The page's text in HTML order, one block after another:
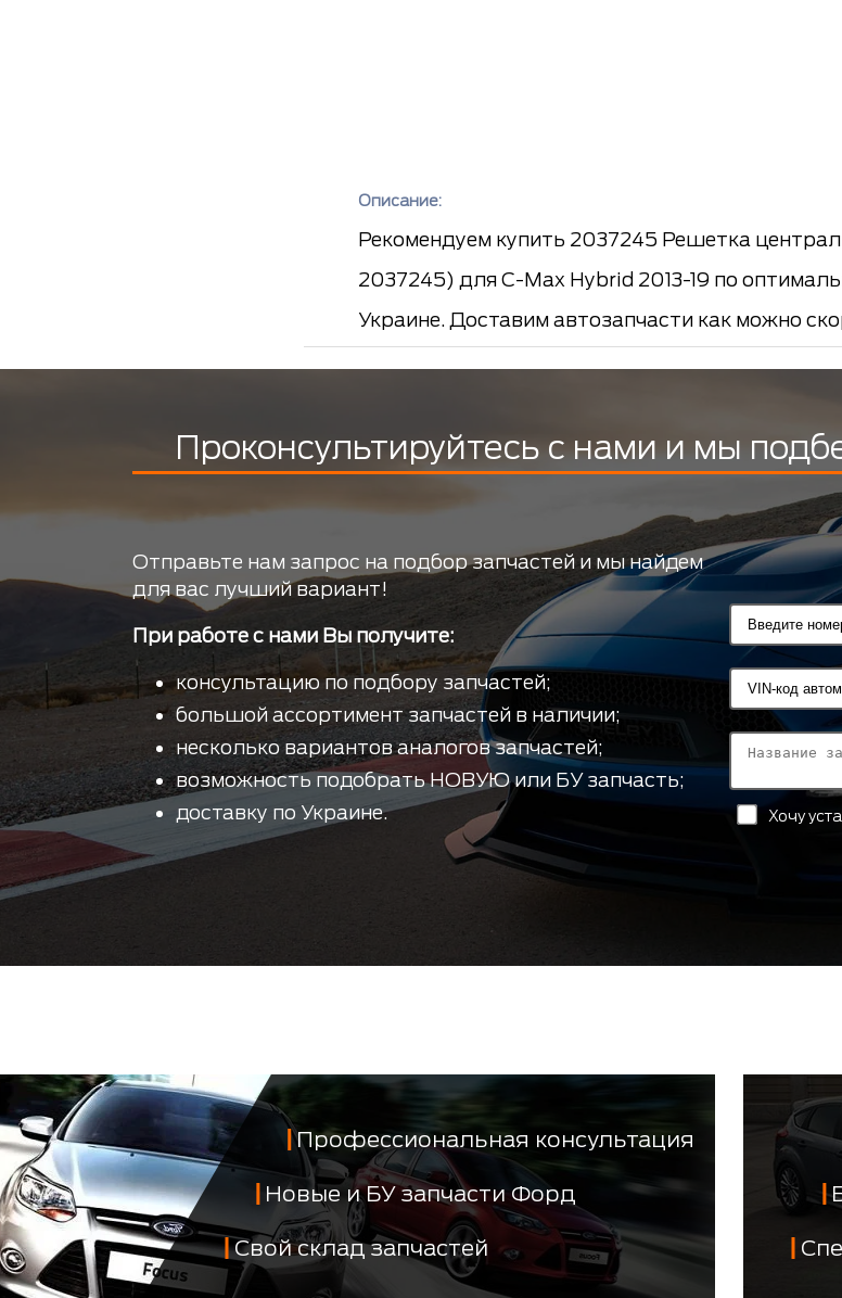
Описание:
Рекомендуем купить 2037245 Решетка
2037245) для C-Max Hybrid 2013-19 по
Украине. Доставим автозапчасти как можно
Проконсультируйтесь с нами и мы
Отправьте нам запрос на подбор запчастей и мы найдем
для вас лучший вариант!
При работе с нами Вы получите:
консультацию по подбору запчастей;
большой ассортимент запчастей в наличии;
несколько вариантов аналогов запчастей;
возможность подобрать НОВУЮ или БУ запчасть;
доставку по Украине.
Хочу
Профессиональная консультация
Новые и БУ запчасти Форд
Свой склад запчастей